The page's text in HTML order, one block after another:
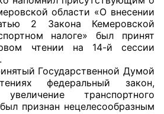
при территориальных
органов
власти
по проведению
области «О внесении
2 Закона Кемеровской
налоге» был принят
чтении на 14-й сессии
Государственной Думой
федеральный закон,
транспортного
признан нецелесообразным